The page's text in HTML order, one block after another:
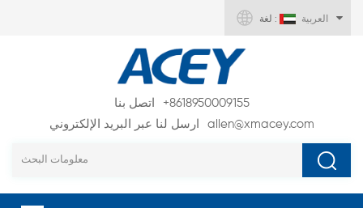
لغة : العربية
اتصل بنا
+8618950009155
ارسل لنا عبر البريد الإلكتروني
allen@xmacey.com